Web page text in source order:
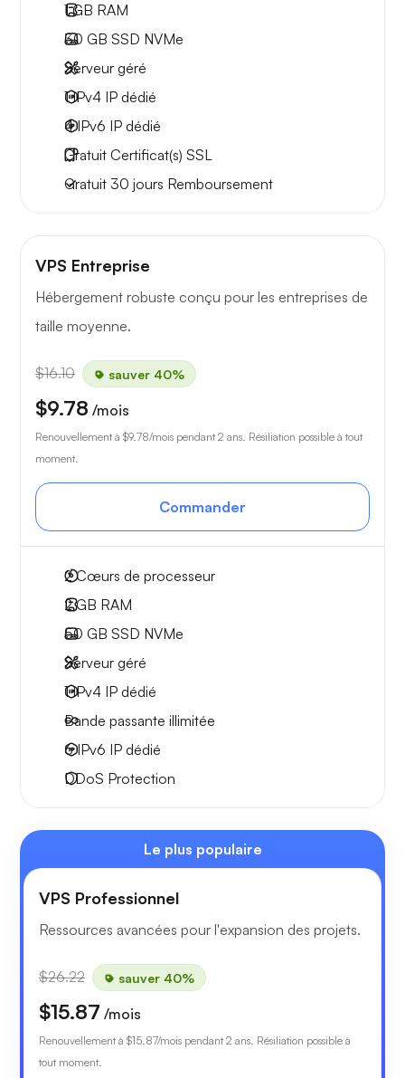
1 GB RAM
30 GB SSD NVMe
Serveur géré
1 IPv4 IP dédié
4 IPv6 IP dédié
Gratuit Certificat(s) SSL
Gratuit 30 jours Remboursement
VPS Entreprise
Hébergement robuste conçu pour les entreprises de
taille moyenne.
$16.10 sauver 40%
$9.78 /mois
Renouvellement à $9.78/mois pendant 2 ans. Résiliation possible à tout
moment.
Commander
2Cœurs de processeur
2 GB RAM
50 GB SSD NVMe
Serveur géré
1 IPv4 IP dédié
Bande passante illimitée
6 IPv6 IP dédié
DDoS Protection
Le plus populaire
VPS Professionnel
Ressources avancées pour l'expansion des projets.
$26.22 sauver 40%
$15.87 /mois
Renouvellement à $15.87/mois pendant 2 ans. Résiliation possible à
tout moment.